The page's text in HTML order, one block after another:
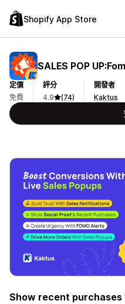
Shopify App Store
SALES POP
定價
免費
評分
4.9
(74)
開發者
Kaktus
Show recent